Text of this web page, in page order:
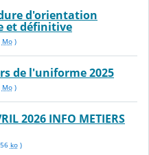
d'orientation
et définitive
Mo)
de l'uniforme 2025
Mo)
2026 INFO METIERS
ko)